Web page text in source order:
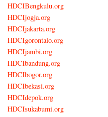
HDCIBengkulu.org
HDCIjogja.org
HDCIjakarta.org
HDCIgorontalo.org
HDCIjambi.org
HDCIbandung.org
HDCIbogor.org
HDCIbekasi.org
HDCIdepok.org
HDCIsukabumi.org